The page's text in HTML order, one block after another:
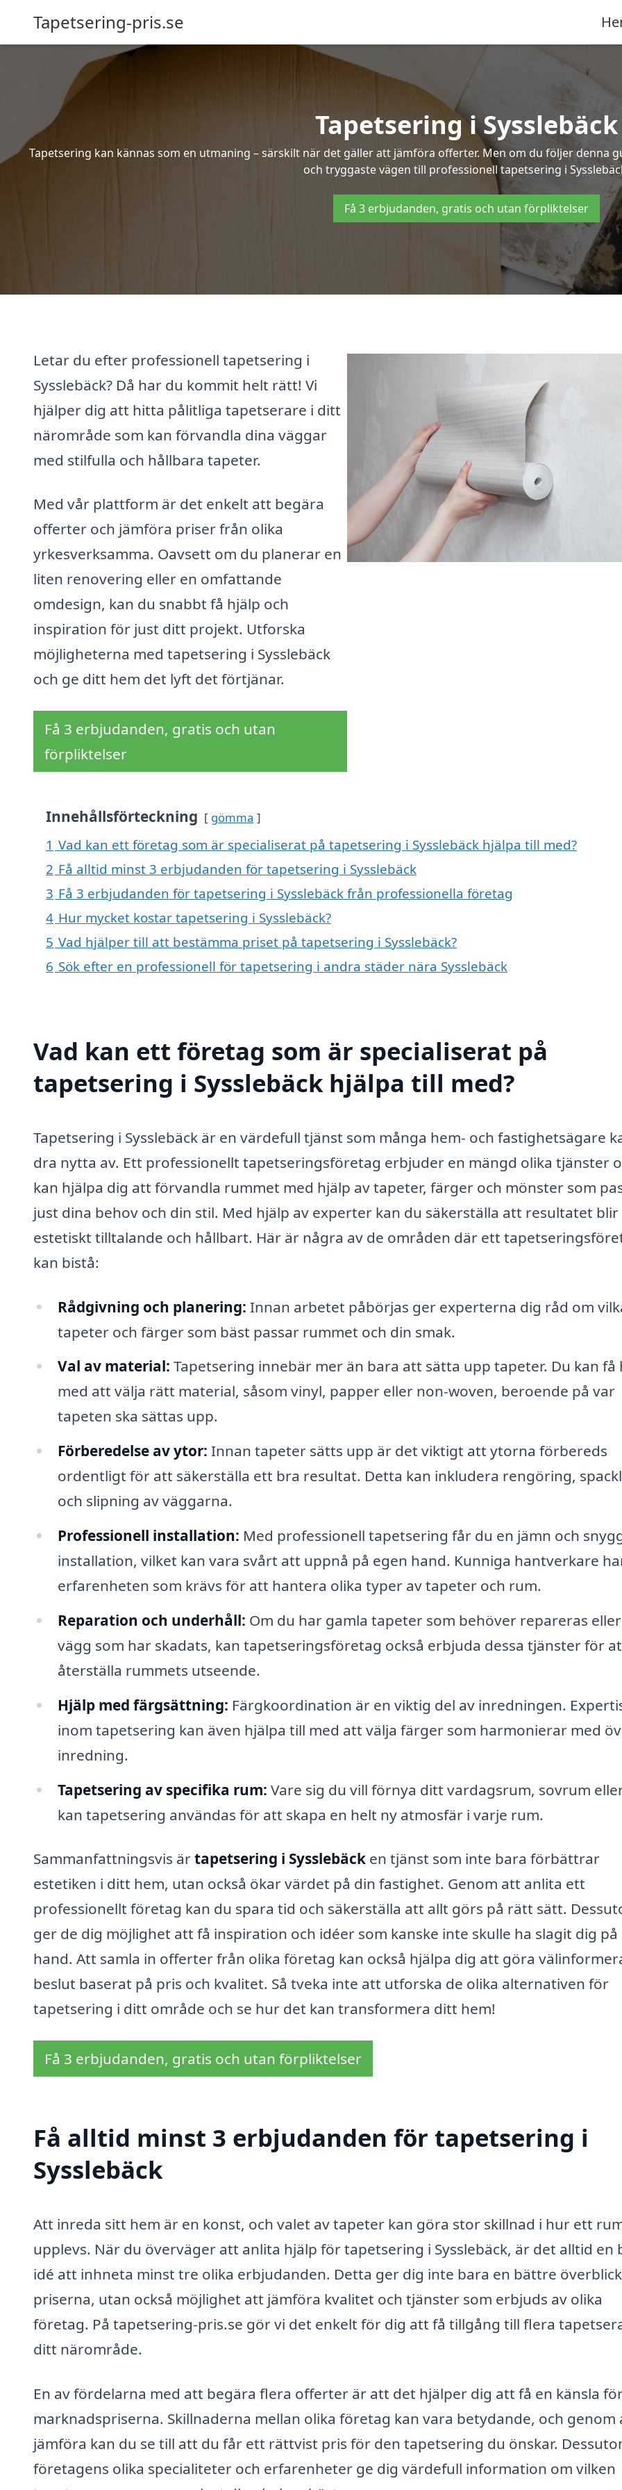
Tapetsering-pris.se
Tapetsering i Sysslebäck
Tapetsering kan kännas som en utmaning – särskilt när det gäller att jämföra offerter. Men om du följer denna
och tryggaste vägen till professionell tapetsering i
Få 3 erbjudanden, gratis och utan förpliktelser
Letar du efter professionell tapetsering i
Sysslebäck? Då har du kommit helt rätt! Vi
hjälper dig att hitta pålitliga tapetserare i ditt
närområde som kan förvandla dina väggar
med stilfulla och hållbara tapeter.
Med vår plattform är det enkelt att begära
offerter och jämföra priser från olika
yrkesverksamma. Oavsett om du planerar en
liten renovering eller en omfattande
omdesign, kan du snabbt få hjälp och
inspiration för just ditt projekt. Utforska
möjligheterna med tapetsering i Sysslebäck
och ge ditt hem det lyft det förtjänar.
Få 3 erbjudanden, gratis och utan
förpliktelser
Innehållsförteckning gömma
1 Vad kan ett företag som är specialiserat på tapetsering i Sysslebäck hjälpa till med?
2 Få alltid minst 3 erbjudanden för tapetsering i Sysslebäck
3 Få 3 erbjudanden för tapetsering i Sysslebäck från professionella företag
4 Hur mycket kostar tapetsering i Sysslebäck?
5 Vad hjälper till att bestämma priset på tapetsering i Sysslebäck?
6 Sök efter en professionell för tapetsering i andra städer nära Sysslebäck
Vad kan ett företag som är specialiserat på
tapetsering i Sysslebäck hjälpa till med?
Tapetsering i Sysslebäck är en värdefull tjänst som många hem- och fastighetsägare
dra nytta av. Ett professionellt tapetseringsföretag erbjuder en mängd olika tjänster
kan hjälpa dig att förvandla rummet med hjälp av tapeter, färger och mönster som
just dina behov och din stil. Med hjälp av experter kan du säkerställa att resultatet blir
estetiskt tilltalande och hållbart. Här är några av de områden där ett
kan bistå:
Rådgivning och planering: Innan arbetet påbörjas ger experterna dig råd om
tapeter och färger som bäst passar rummet och din smak.
Val av material: Tapetsering innebär mer än bara att sätta upp tapeter. Du kan få
med att välja rätt material, såsom vinyl, papper eller non-woven, beroende på var
tapeten ska sättas upp.
Förberedelse av ytor: Innan tapeter sätts upp är det viktigt att ytorna förbereds
ordentligt för att säkerställa ett bra resultat. Detta kan inkludera rengöring,
och slipning av väggarna.
Professionell installation: Med professionell tapetsering får du en jämn och
installation, vilket kan vara svårt att uppnå på egen hand. Kunniga hantverkare
erfarenheten som krävs för att hantera olika typer av tapeter och rum.
Reparation och underhåll: Om du har gamla tapeter som behöver repareras
vägg som har skadats, kan tapetseringsföretag också erbjuda dessa tjänster för
återställa rummets utseende.
Hjälp med färgsättning: Färgkoordination är en viktig del av inredningen.
inom tapetsering kan även hjälpa till med att välja färger som harmonierar med
inredning.
Tapetsering av specifika rum: Vare sig du vill förnya ditt vardagsrum, sovrum
kan tapetsering användas för att skapa en helt ny atmosfär i varje rum.
Sammanfattningsvis ärtapetsering i Sysslebäck en tjänst som inte bara förbättrar
estetiken i ditt hem, utan också ökar värdet på din fastighet. Genom att anlita ett
professionellt företag kan du spara tid och säkerställa att allt görs på rätt sätt.
ger de dig möjlighet att få inspiration och idéer som kanske inte skulle ha slagit dig på
hand. Att samla in offerter från olika företag kan också hjälpa dig att göra
beslut baserat på pris och kvalitet. Så tveka inte att utforska de olika alternativen för
tapetsering i ditt område och se hur det kan transformera ditt hem!
Få 3 erbjudanden, gratis och utan förpliktelser
Få alltid minst 3 erbjudanden för tapetsering i
Sysslebäck
Att inreda sitt hem är en konst, och valet av tapeter kan göra stor skillnad i hur ett
upplevs. När du överväger att anlita hjälp för tapetsering i Sysslebäck, är det alltid en
idé att inhneta minst tre olika erbjudanden. Detta ger dig inte bara en bättre
priserna, utan också möjlighet att jämföra kvalitet och tjänster som erbjuds av olika
företag. På tapetsering-pris.se gör vi det enkelt för dig att få tillgång till flera
ditt närområde.
En av fördelarna med att begära flera offerter är att det hjälper dig att få en känsla
marknadspriserna. Skillnaderna mellan olika företag kan vara betydande, och genom
jämföra kan du se till att du får ett rättvist pris för den tapetsering du önskar.
företagens olika specialiteter och erfarenheter ge dig värdefull information om vilken